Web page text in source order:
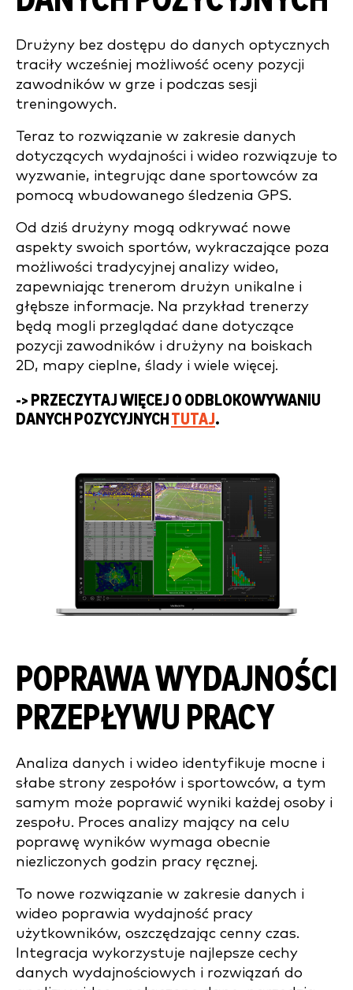
Drużyny bez dostępu do danych optycznych
traciły wcześniej możliwość oceny pozycji
zawodników w grze i podczas sesji
treningowych.
Teraz to rozwiązanie w zakresie danych
dotyczących wydajności i wideo rozwiązuje to
wyzwanie, integrując dane sportowców za
pomocą wbudowanego śledzenia GPS.
Od dziś drużyny mogą odkrywać nowe
aspekty swoich sportów, wykraczające poza
możliwości tradycyjnej analizy wideo,
zapewniając trenerom drużyn unikalne i
głębsze informacje. Na przykład trenerzy
będą mogli przeglądać dane dotyczące
pozycji zawodników i drużyny na boiskach
2D, mapy cieplne, ślady i wiele więcej.
-> PRZECZYTAJ WIĘCEJ O ODBLOKOWYWANIU
DANYCH POZYCYJNYCH TUTAJ.
POPRAWA WYDAJNOŚCI
PRZEPŁYWU PRACY
Analiza danych i wideo identyfikuje mocne i
słabe strony zespołów i sportowców, a tym
samym może poprawić wyniki każdej osoby i
zespołu. Proces analizy mający na celu
poprawę wyników wymaga obecnie
niezliczonych godzin pracy ręcznej.
To nowe rozwiązanie w zakresie danych i
wideo poprawia wydajność pracy
użytkowników, oszczędzając cenny czas.
Integracja wykorzystuje najlepsze cechy
danych wydajnościowych i rozwiązań do